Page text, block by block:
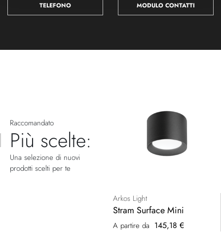
TELEFONO MODULO CONTATTI
Raccomandato
Più scelte:
Una selezione di nuovi
prodotti scelti per te
Arkos Light
Stram Surface Mini
A partire da 145,18 €